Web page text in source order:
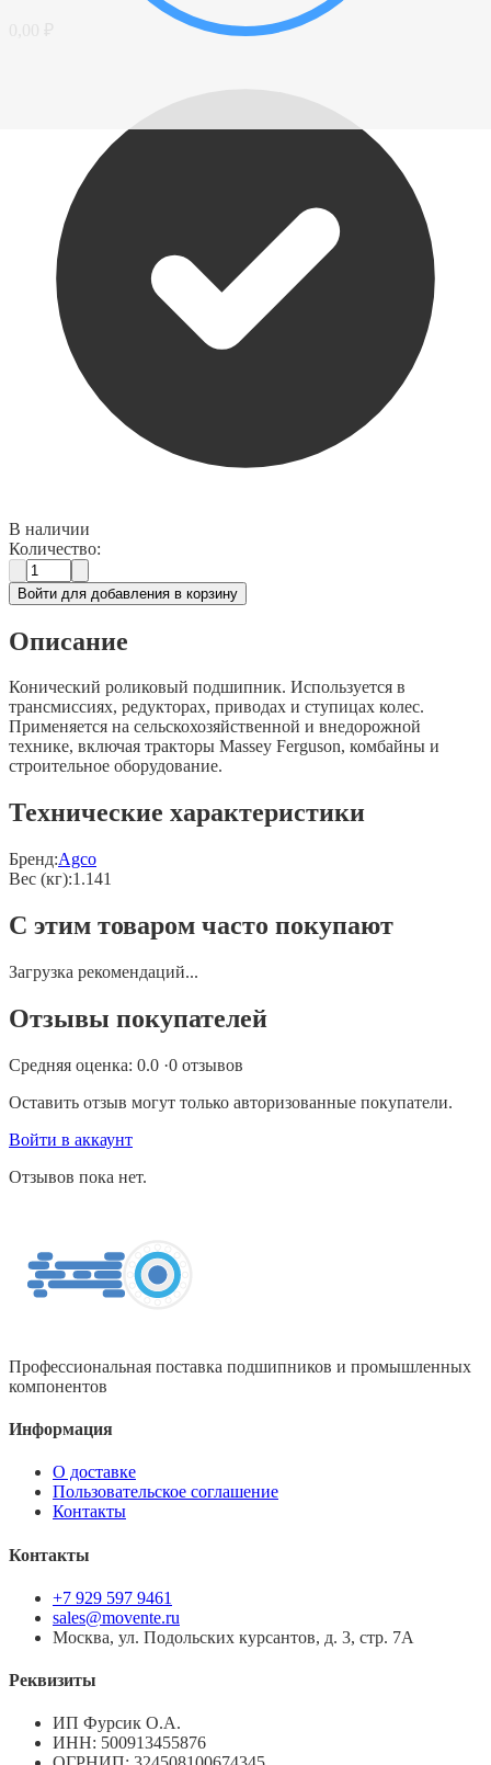
В наличии
Количество:
Войти для добавления в корзину
Описание
Конический роликовый подшипник. Используется в
трансмиссиях, редукторах, приводах и ступицах колес.
Применяется на сельскохозяйственной и внедорожной
технике, включая тракторы Massey Ferguson, комбайны и
строительное оборудование.
Технические характеристики
Бренд:Agco
Вес (кг):1.141
С этим товаром часто покупают
Загрузка рекомендаций...
Отзывы покупателей
Средняя оценка: 0.0 ·0 отзывов
Оставить отзыв могут только авторизованные покупатели.
Войти в аккаунт
Отзывов пока нет.
Профессиональная поставка подшипников и промышленных
компонентов
Информация
О доставке
Пользовательское соглашение
Контакты
Контакты
+7 929 597 9461
sales@movente.ru
Москва, ул. Подольских курсантов, д. 3, стр. 7А
Реквизиты
ИП Фурсик О.А.
ИНН: 500913455876